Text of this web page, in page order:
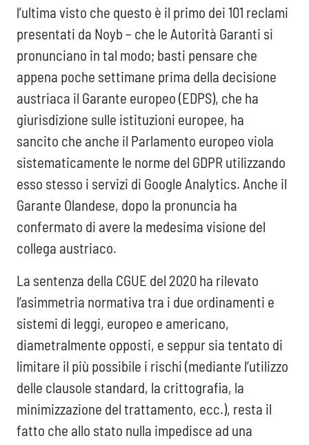
l’ultima visto che questo è il primo dei 101 reclami
presentati da Noyb – che le Autorità Garanti si
pronunciano in tal modo; basti pensare che
appena poche settimane prima della decisione
austriaca il Garante europeo (EDPS), che ha
giurisdizione sulle istituzioni europee, ha
sancito che anche il Parlamento europeo viola
sistematicamente le norme del GDPR utilizzando
esso stesso i servizi di Google Analytics. Anche il
Garante Olandese, dopo la pronuncia ha
confermato di avere la medesima visione del
collega austriaco.
La sentenza della CGUE del 2020 ha rilevato
l’asimmetria normativa tra i due ordinamenti e
sistemi di leggi, europeo e americano,
diametralmente opposti, e seppur sia tentato di
limitare il più possibile i rischi (mediante l’utilizzo
delle clausole standard, la crittografia, la
minimizzazione del trattamento, ecc.), resta il
fatto che allo stato nulla impedisce ad una